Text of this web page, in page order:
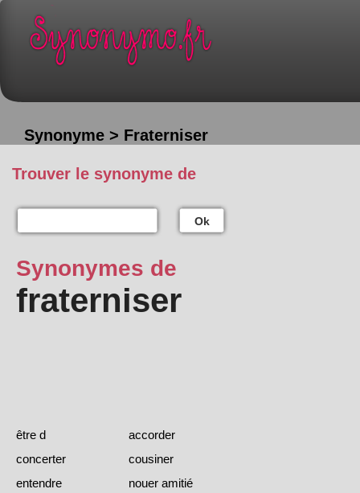
Synonyme > Fraterniser
Trouver le synonyme de
Ok
Synonymes de
fraterniser
être d
accorder
concerter
cousiner
entendre
nouer amitié